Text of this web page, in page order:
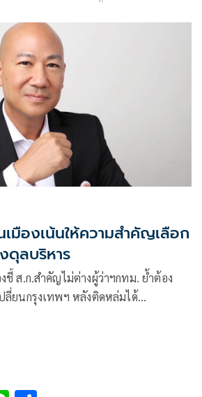
มืองเน้นให้ความสำคัญเลือก
ดุลบริหาร
ชี้ ส.ก.สำคัญไม่ต่างผู้ว่าฯกทม. ย้ำต้อง
ลี่ยนกรุงเทพฯ หลังติดหล่มได้